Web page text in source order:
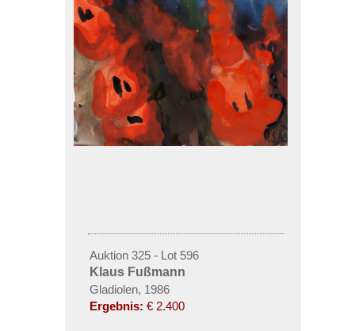
Auktion 325 - Lot 596
Klaus Fußmann
Gladiolen, 1986
Ergebnis: € 2.400